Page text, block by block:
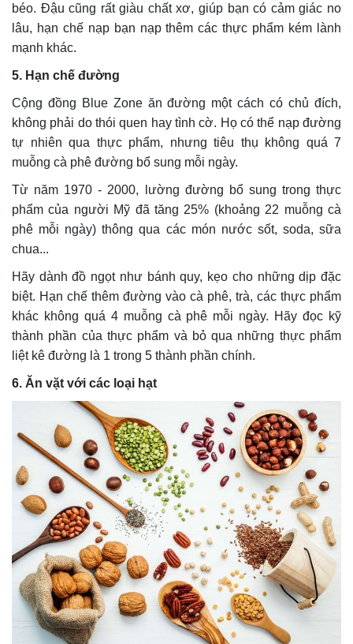
béo. Đậu cũng rất giàu chất xơ, giúp bạn có cảm giác no
lâu, hạn chế nạp bạn nạp thêm các thực phẩm kém lành
mạnh khác.
5. Hạn chế đường
Cộng đồng Blue Zone ăn đường một cách có chủ đích,
không phải do thói quen hay tình cờ. Họ có thể nạp đường
tự nhiên qua thực phẩm, nhưng tiêu thụ không quá 7
muỗng cà phê đường bổ sung mỗi ngày.
Từ năm 1970 - 2000, lường đường bổ sung trong thực
phẩm của người Mỹ đã tăng 25% (khoảng 22 muỗng cà
phê mỗi ngày) thông qua các món nước sốt, soda, sữa
chua...
Hãy dành đồ ngọt như bánh quy, kẹo cho những dịp đặc
biệt. Hạn chế thêm đường vào cà phê, trà, các thực phẩm
khác không quá 4 muỗng cà phê mỗi ngày. Hãy đọc kỹ
thành phần của thực phẩm và bỏ qua những thực phẩm
liệt kê đường là 1 trong 5 thành phần chính.
6. Ăn vặt với các loại hạt